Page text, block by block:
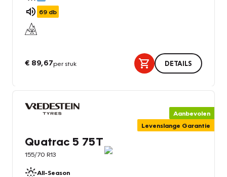
69 db
€ 89,67per stuk DETAILS
Aanbevolen
Levenslange Garantie
Quatrac 5 75T
155/70 R13
All-Season